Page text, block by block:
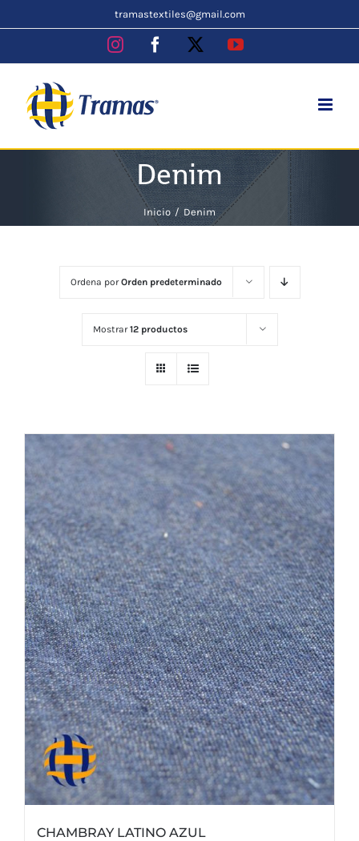
to
tramastextiles@gmail.com
InstagramFacebook YouTube
Denim
Inicio Denim
Ordena porOrden predeterminado
Mostrar12 productos
CHAMBRAY LATINO AZUL